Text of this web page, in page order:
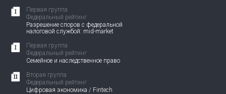
Первая группа
Федеральный рейтинг
Разрешение споров с федеральной
налоговой службой: mid-market
Первая группа
Федеральный рейтинг
Семейное и наследственное право
Вторая группа
Федеральный рейтинг
Цифровая экономика / Fintech